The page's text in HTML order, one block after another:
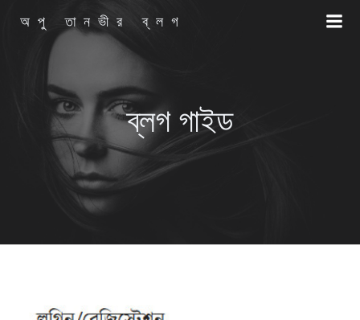
অপু তানভীর ব্লগ
ব্লগ গাইড